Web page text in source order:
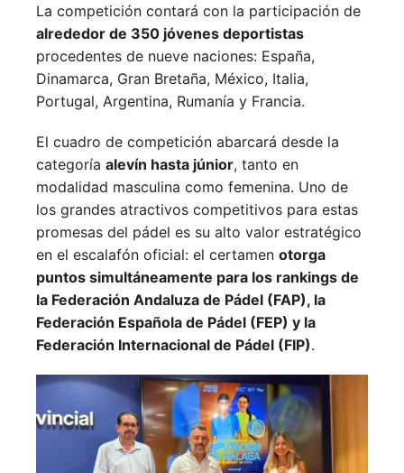
La competición contará con la participación de
alrededor de 350 jóvenes deportistas
procedentes de nueve naciones: España,
Dinamarca, Gran Bretaña, México, Italia,
Portugal, Argentina, Rumanía y Francia.
El cuadro de competición abarcará desde la
categoría alevín hasta júnior, tanto en
modalidad masculina como femenina. Uno de
los grandes atractivos competitivos para estas
promesas del pádel es su alto valor estratégico
en el escalafón oficial: el certamen otorga
puntos simultáneamente para los rankings de
la Federación Andaluza de Pádel (FAP), la
Federación Española de Pádel (FEP) y la
Federación Internacional de Pádel (FIP).